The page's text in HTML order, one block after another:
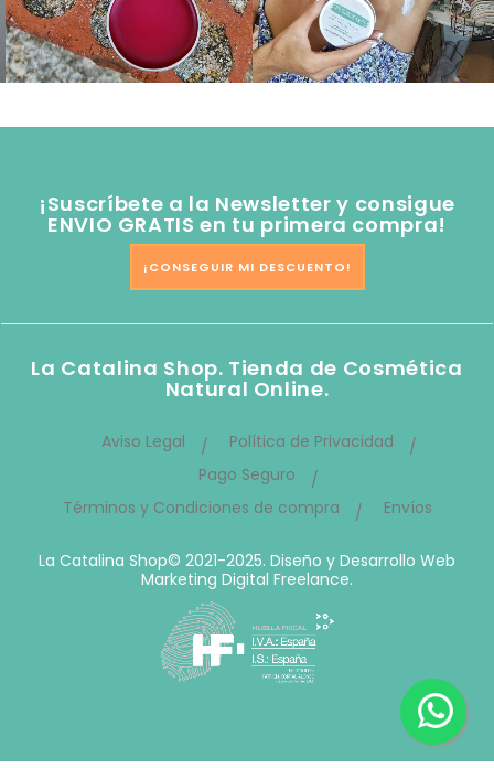
¡Suscríbete a la Newsletter y consigue
ENVIO GRATIS en tu primera compra!
¡CONSEGUIR MI DESCUENTO!
La Catalina Shop. Tienda de Cosmética
Natural Online.
Aviso Legal
Política de Privacidad
Pago Seguro
Términos y Condiciones de compra
Envíos
La Catalina Shop© 2021-2025. Diseño y Desarrollo Web
Marketing Digital Freelance.